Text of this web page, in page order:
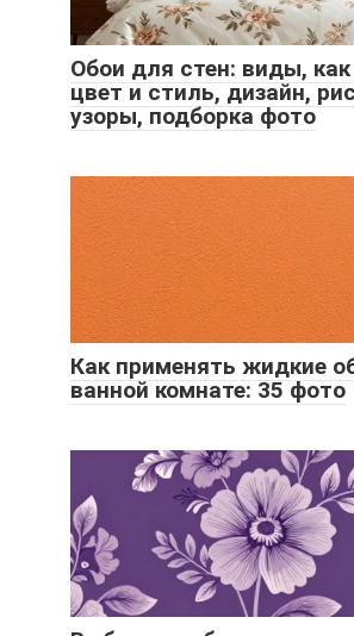
Обои для стен: виды,
цвет и стиль, дизайн,
узоры, подборка фото
Как применять жидкие
ванной комнате: 35 фото